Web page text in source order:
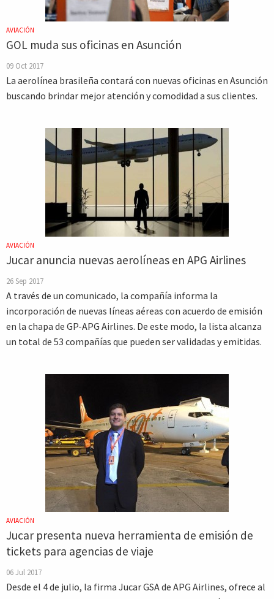
AVIACIÓN
GOL muda sus oficinas en Asunción
09 Oct 2017
La aerolínea brasileña contará con nuevas oficinas en Asunción
buscando brindar mejor atención y comodidad a sus clientes.
AVIACIÓN
Jucar anuncia nuevas aerolíneas en APG Airlines
26 Sep 2017
A través de un comunicado, la compañía informa la
incorporación de nuevas líneas aéreas con acuerdo de emisión
en la chapa de GP-APG Airlines. De este modo, la lista alcanza
un total de 53 compañías que pueden ser validadas y emitidas.
AVIACIÓN
Jucar presenta nueva herramienta de emisión de
tickets para agencias de viaje
06 Jul 2017
Desde el 4 de julio, la firma Jucar GSA de APG Airlines, ofrece al